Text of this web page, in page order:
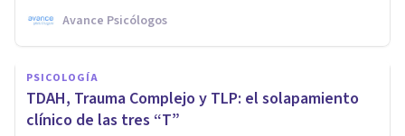
Avance Psicólogos
PSICOLOGÍA
TDAH, Trauma Complejo y TLP: el solapamiento
clínico de las tres “T”